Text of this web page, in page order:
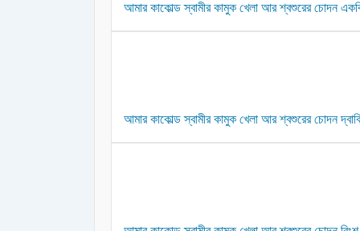
আমার কাকোল্ড স্বামীর কামুক খেলা আর শ্বশুরের চোদন
আমার কাকোল্ড স্বামীর কামুক খেলা আর শ্বশুরের চোদন